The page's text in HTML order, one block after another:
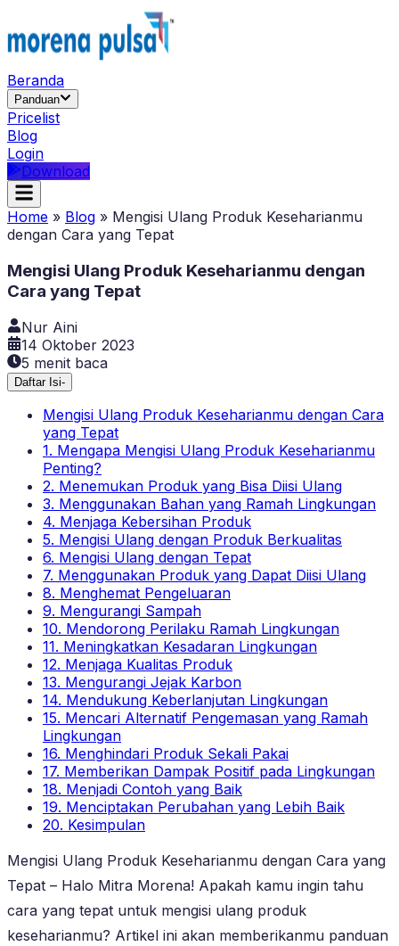
Beranda
Panduan
Pricelist
Blog
Login
Download
Home » Blog » Mengisi Ulang Produk Keseharianmu
dengan Cara yang Tepat
Mengisi Ulang Produk Keseharianmu dengan
Cara yang Tepat
Nur Aini
14 Oktober 2023
5 menit baca
Daftar Isi-
Mengisi Ulang Produk Keseharianmu dengan Cara
yang Tepat
1. Mengapa Mengisi Ulang Produk Keseharianmu
Penting?
2. Menemukan Produk yang Bisa Diisi Ulang
3. Menggunakan Bahan yang Ramah Lingkungan
4. Menjaga Kebersihan Produk
5. Mengisi Ulang dengan Produk Berkualitas
6. Mengisi Ulang dengan Tepat
7. Menggunakan Produk yang Dapat Diisi Ulang
8. Menghemat Pengeluaran
9. Mengurangi Sampah
10. Mendorong Perilaku Ramah Lingkungan
11. Meningkatkan Kesadaran Lingkungan
12. Menjaga Kualitas Produk
13. Mengurangi Jejak Karbon
14. Mendukung Keberlanjutan Lingkungan
15. Mencari Alternatif Pengemasan yang Ramah
Lingkungan
16. Menghindari Produk Sekali Pakai
17. Memberikan Dampak Positif pada Lingkungan
18. Menjadi Contoh yang Baik
19. Menciptakan Perubahan yang Lebih Baik
20. Kesimpulan
Mengisi Ulang Produk Keseharianmu dengan Cara yang
Tepat – Halo Mitra Morena! Apakah kamu ingin tahu
cara yang tepat untuk mengisi ulang produk
keseharianmu? Artikel ini akan memberikanmu panduan